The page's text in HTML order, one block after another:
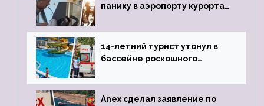
панику в аэропорту курорта,
задержке рейса
14-летний турист утонул в
бассейне роскошного
Anex сделал заявление по